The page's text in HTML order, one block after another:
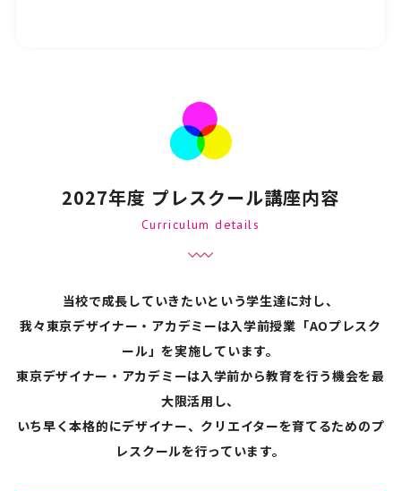
2027年度 プレスクール講座内容
Curriculum details
当校で成長していきたいという学生達に対し、
我々東京デザイナー・アカデミーは入学前授業「AOプレスク
ール」を実施しています。
東京デザイナー・アカデミーは入学前から教育を行う機会を最
大限活用し、
いち早く本格的にデザイナー、クリエイターを育てるためのプ
レスクールを行っています。